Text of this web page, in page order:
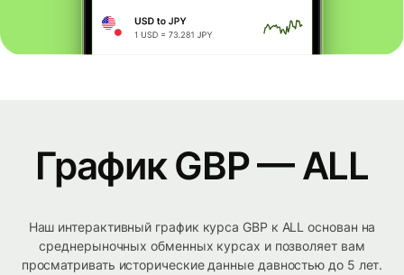
График GBP — ALL
Наш интерактивный график курса GBP к ALL основан на
среднерыночных обменных курсах и позволяет вам
просматривать исторические данные давностью до 5 лет.